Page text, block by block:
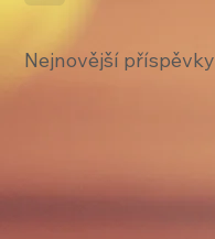
Nejnovější příspěvky